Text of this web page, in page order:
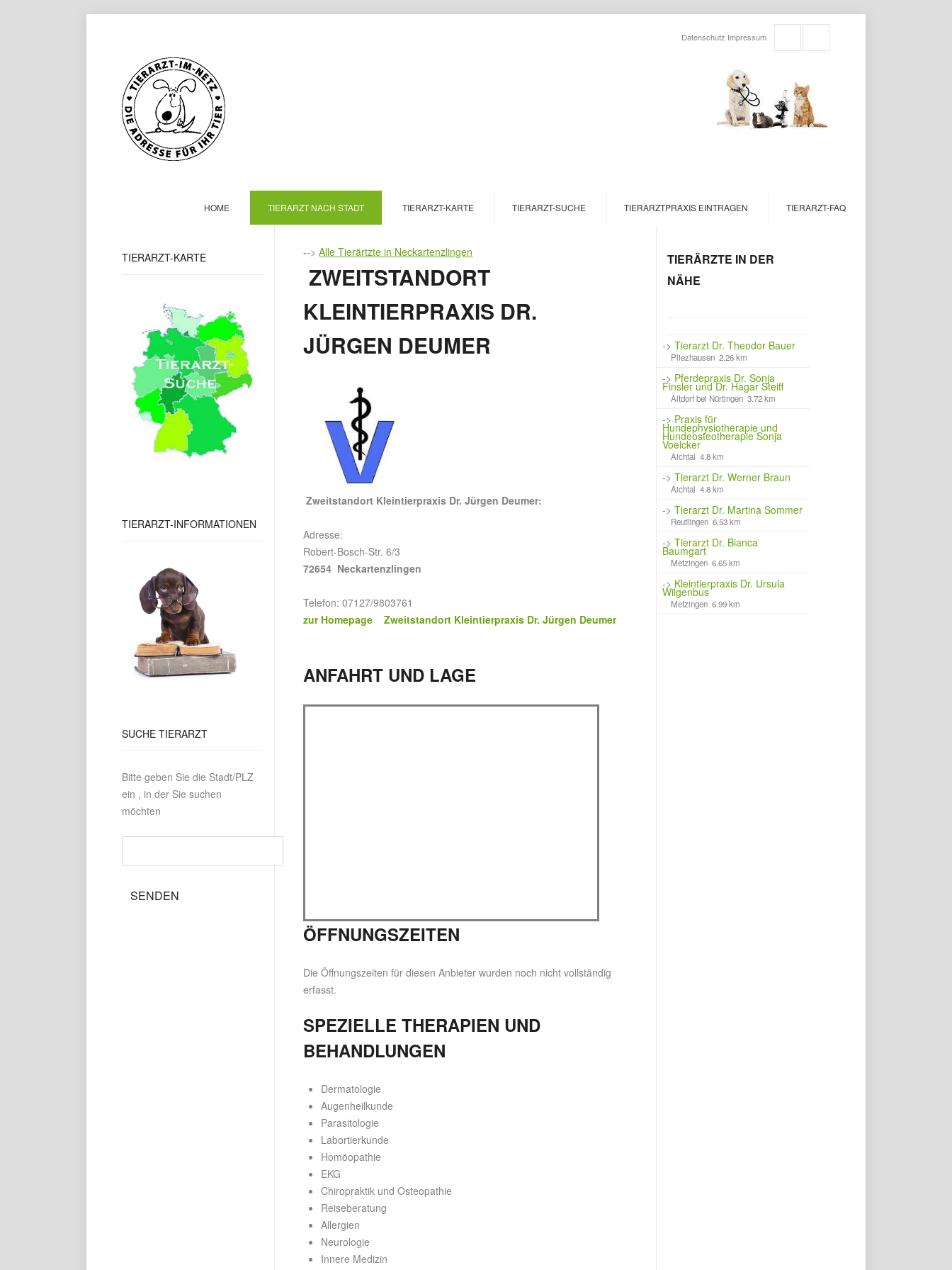
Datenschutz Impressum
HOME TIERARZT NACH STADT TIERARZT-KARTE TIERARZT-SUCHE TIERARZTPRAXIS EINTRAGEN TIERARZT-FAQ
TIERARZT-KARTE
TIERARZT-INFORMATIONEN
SUCHE TIERARZT
Bitte geben Sie die Stadt/PLZ
ein , in der Sie suchen
möchten
-->Alle Tierärtzte in Neckartenzlingen
ZWEITSTANDORT
KLEINTIERPRAXIS DR.
JÜRGEN DEUMER
Zweitstandort Kleintierpraxis Dr. Jürgen Deumer:
Adresse:
Robert-Bosch-Str. 6/3
72654 Neckartenzlingen
Telefon: 07127/9803761
zur Homepage Zweitstandort Kleintierpraxis Dr. Jürgen Deumer
ANFAHRT UND LAGE
ÖFFNUNGSZEITEN
Die Öffnungszeiten für diesen Anbieter wurden noch nicht vollständig
erfasst.
SPEZIELLE THERAPIEN UND
BEHANDLUNGEN
Dermatologie
Augenheilkunde
Parasitologie
Labortierkunde
Homöopathie
EKG
Chiropraktik und Osteopathie
Reiseberatung
Allergien
Neurologie
Innere Medizin
TIERÄRZTE IN DER
NÄHE
->Tierarzt Dr. Theodor Bauer
Pliezhausen 2.26 km
-> Pferdepraxis Dr. Sonja
Finsler und Dr. Hagar Steiff
Altdorf bei Nürtingen 3.72 km
-> Praxis für
Hundephysiotherapie und
Hundeosteotherapie Sonja
Voelcker
Aichtal 4.8 km
->Tierarzt Dr. Werner Braun
Aichtal 4.8 km
->Tierarzt Dr. Martina Sommer
Reutlingen 6.53 km
->Tierarzt Dr. Bianca
Baumgart
Metzingen 6.65 km
-> Kleintierpraxis Dr. Ursula
Wilgenbus
Metzingen 6.99 km